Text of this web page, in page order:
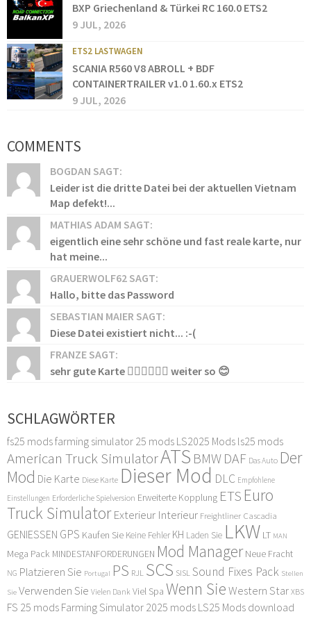
BXP Griechenland & Türkei RC 160.0 ETS2
9 JUL, 2026
ETS2 LASTWAGEN
SCANIA R560 V8 ABROLL + BDF
CONTAINERTRAILER v1.0 1.60.x ETS2
9 JUL, 2026
COMMENTS
BOGDAN SAGT:
Leider ist die dritte Datei bei der aktuellen Vietnam
Map defekt!...
MATHIAS ADAM SAGT:
eigentlich eine sehr schöne und fast reale karte, nur
hat meine...
GRAUERWOLF62 SAGT:
Hallo, bitte das Password
SEBASTIAN MAIER SAGT:
Diese Datei existiert nicht... :-(
FRANZE SAGT:
sehr gute Karte 👍🏻👍🏻👍🏻 weiter so 😊
SCHLAGWÖRTER
fs25 modsfarming simulator 25 mods LS2025 Mods ls25 mods
American Truck SimulatorATS BMW DAF Das Auto Der
Mod Die Karte Diese Karte Dieser Mod DLC Empfohlene
Einstellungen Erforderliche Spielversion Erweiterte Kopplung ETS Euro
Truck Simulator Exterieur Interieur Freightliner Cascadia
GENIESSEN GPS Kaufen Sie Keine Fehler KH Laden Sie LKW LT MAN
Mega Pack MINDESTANFORDERUNGEN Mod Manager Neue Fracht
NG Platzieren Sie Portugal PS RJL SCS SISLSound Fixes Pack Stellen
Sie Verwenden Sie Vielen Dank Viel Spa Wenn Sie Western Star XBS
FS 25 mods Farming Simulator 2025 mods LS25 Mods download